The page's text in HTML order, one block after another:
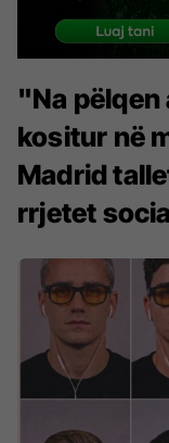
"Na pëlqen
kositur në
Madrid
rrjetet